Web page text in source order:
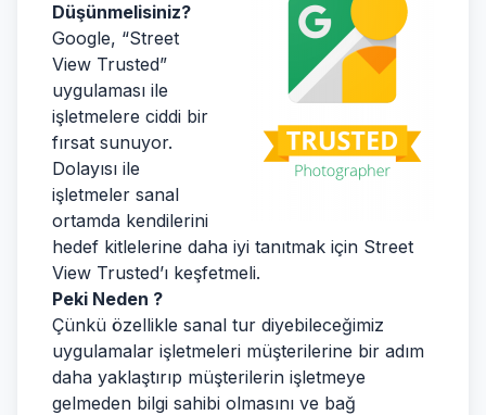
Düşünmelisiniz?
Google, “Street
View Trusted”
uygulaması ile
işletmelere ciddi bir
fırsat sunuyor.
Dolayısı ile
işletmeler sanal
ortamda kendilerini
hedef kitlelerine daha iyi tanıtmak için Street
View Trusted’ı keşfetmeli.
Peki Neden ?
Çünkü özellikle sanal tur diyebileceğimiz
uygulamalar işletmeleri müşterilerine bir adım
daha yaklaştırıp müşterilerin işletmeye
gelmeden bilgi sahibi olmasını ve bağ